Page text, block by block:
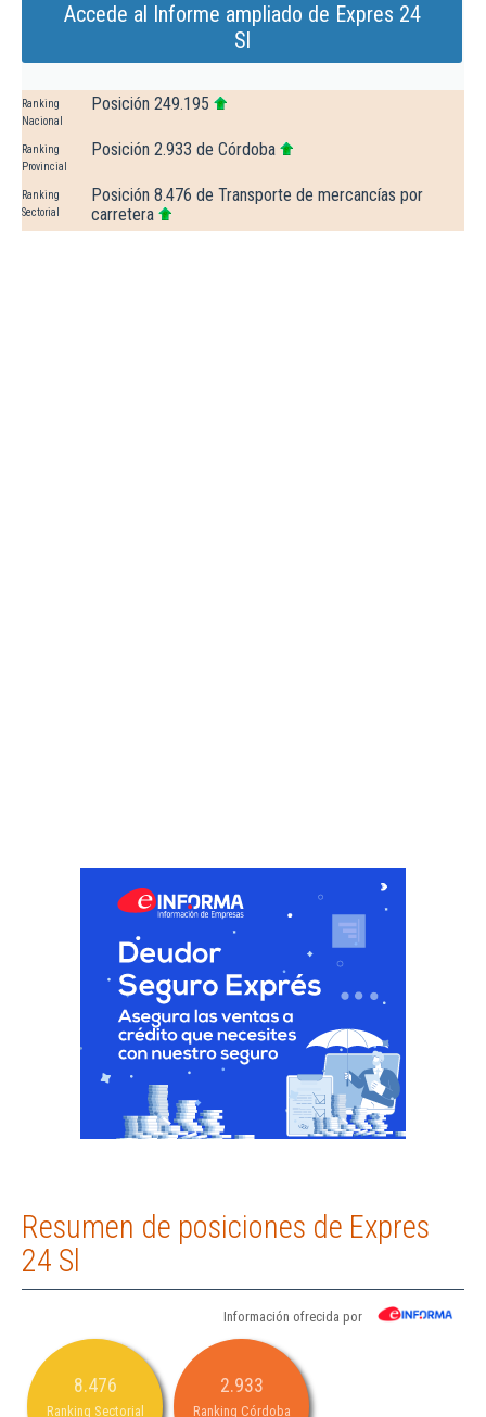
Accede al Informe ampliado de Expres 24
Sl
Ranking
Nacional
Posición 249.195
Ranking
Provincial
Posición 2.933 de Córdoba
Ranking
Sectorial
Posición 8.476 de Transporte de mercancías por
carretera
Resumen de posiciones de Expres
24 Sl
Información ofrecida por
8.476
Ranking Sectorial
2.933
Ranking Córdoba